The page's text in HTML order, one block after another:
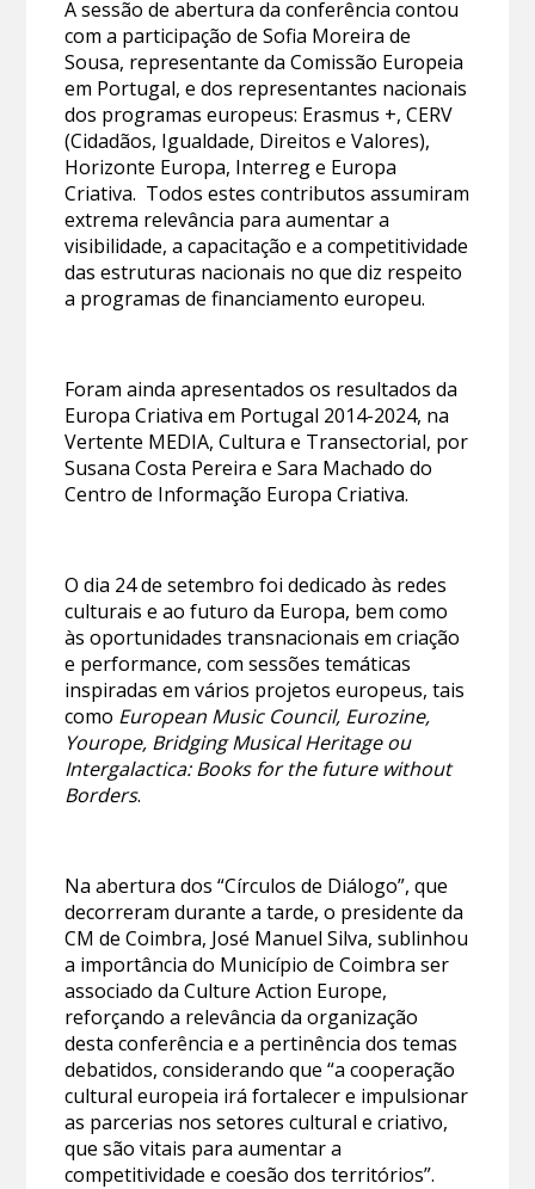
A sessão de abertura da conferência contou
com a participação de Sofia Moreira de
Sousa, representante da Comissão Europeia
em Portugal, e dos representantes nacionais
dos programas europeus: Erasmus +, CERV
(Cidadãos, Igualdade, Direitos e Valores),
Horizonte Europa, Interreg e Europa
Criativa. Todos estes contributos assumiram
extrema relevância para aumentar a
visibilidade, a capacitação e a competitividade
das estruturas nacionais no que diz respeito
a programas de financiamento europeu.
Foram ainda apresentados os resultados da
Europa Criativa em Portugal 2014-2024, na
Vertente MEDIA, Cultura e Transectorial, por
Susana Costa Pereira e Sara Machado do
Centro de Informação Europa Criativa.
O dia 24 de setembro foi dedicado às redes
culturais e ao futuro da Europa, bem como
às oportunidades transnacionais em criação
e performance, com sessões temáticas
inspiradas em vários projetos europeus, tais
como European Music Council, Eurozine,
Yourope, Bridging Musical Heritage ou
Intergalactica: Books for the future without
Borders.
Na abertura dos “Círculos de Diálogo”, que
decorreram durante a tarde, o presidente da
CM de Coimbra, José Manuel Silva, sublinhou
a importância do Município de Coimbra ser
associado da Culture Action Europe,
reforçando a relevância da organização
desta conferência e a pertinência dos temas
debatidos, considerando que “a cooperação
cultural europeia irá fortalecer e impulsionar
as parcerias nos setores cultural e criativo,
que são vitais para aumentar a
competitividade e coesão dos territórios”.